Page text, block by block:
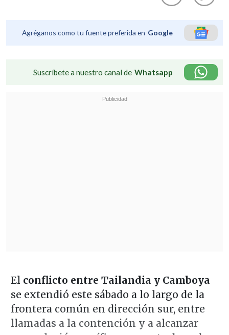
Agréganos como tu fuente preferida en Google
Suscríbete a nuestro canal de Whatsapp
El conflicto entre Tailandia y Camboya
se extendió este sábado a lo largo de la
frontera común en dirección sur, entre
llamadas a la contención y a alcanzar